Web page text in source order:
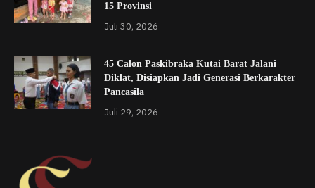
15 Provinsi
Juli 30, 2026
45 Calon Paskibraka Kutai Barat Jalani
Diklat, Disiapkan Jadi Generasi Berkarakter
Pancasila
Juli 29, 2026